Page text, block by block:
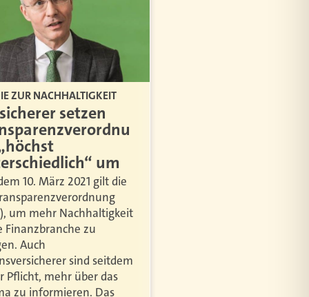
ZUR NACHHALTIGKEIT
setzen
um
10. März 2021 gilt die
um mehr Nachhaltigkeit
Finanzbranche zu
Auch
sind seitdem
Pflicht, mehr über das
zu informieren. Das